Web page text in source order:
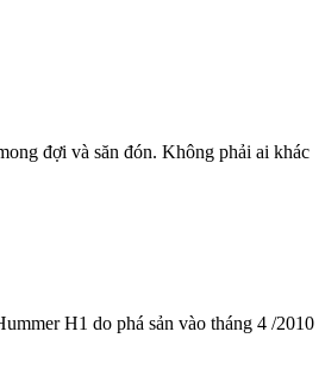
đợi và săn đón. Không phải ai khác
H1 do phá sản vào tháng 4 /2010